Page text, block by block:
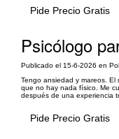
Pide Precio Gratis
Psicólogo
Publicado el 15-6-2026 en
Tengo ansiedad y mareos.
que no hay nada físico. Me
después de una experiencia
Pide Precio Gratis